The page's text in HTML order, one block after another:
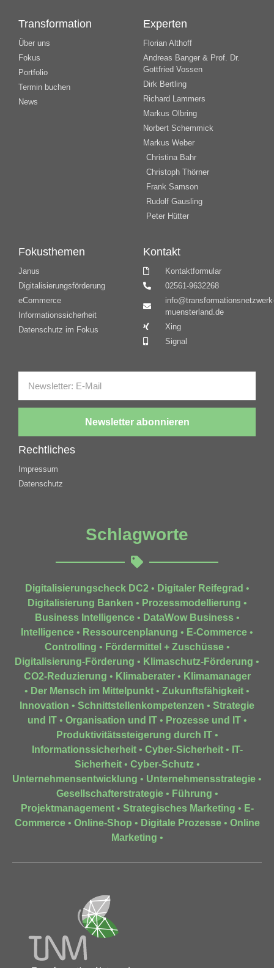
Transformation
Über uns
Fokus
Portfolio
Termin buchen
News
Experten
Florian Althoff
Andreas Banger & Prof. Dr.
Gottfried Vossen
Dirk Bertling
Richard Lammers
Markus Olbring
Norbert Schemmick
Markus Weber
Christina Bahr
Christoph Thörner
Frank Samson
Rudolf Gausling
Peter Hütter
Fokusthemen
Janus
Digitalisierungsförderung
eCommerce
Informationssicherheit
Datenschutz im Fokus
Kontakt
Kontaktformular
02561-9632268
muensterland.de
Xing
Signal
Newsletter abonnieren
Rechtliches
Impressum
Datenschutz
Schlagworte
Digitalisierungscheck DC2• Digitaler Reifegrad •
Digitalisierung Banken • Prozessmodellierung •
Business Intelligence• DataWow Business•
Intelligence • Ressourcenplanung • E-Commerce •
Controlling • Fördermittel + Zuschüsse•
Digitalisierung-Förderung • Klimaschutz-Förderung •
CO2-Reduzierung • Klimaberater• Klimamanager
• Der Mensch im Mittelpunkt • Zukunftsfähigkeit •
Innovation • Schnittstellenkompetenzen • Strategie
und IT• Organisation und IT• Prozesse und IT•
Produktivitätssteigerung durch IT•
Informationssicherheit• Cyber-Sicherheit• IT-
Sicherheit• Cyber-Schutz•
Unternehmensentwicklung • Unternehmensstrategie •
Gesellschafterstrategie• Führung •
Projektmanagement• Strategisches Marketing • E-
Commerce• Online-Shop • Digitale Prozesse• Online
Marketing •